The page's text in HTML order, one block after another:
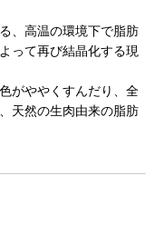
、高温の環境下で脂肪
って再び結晶化する現
がややくすんだり、全
天然の生肉由来の脂肪